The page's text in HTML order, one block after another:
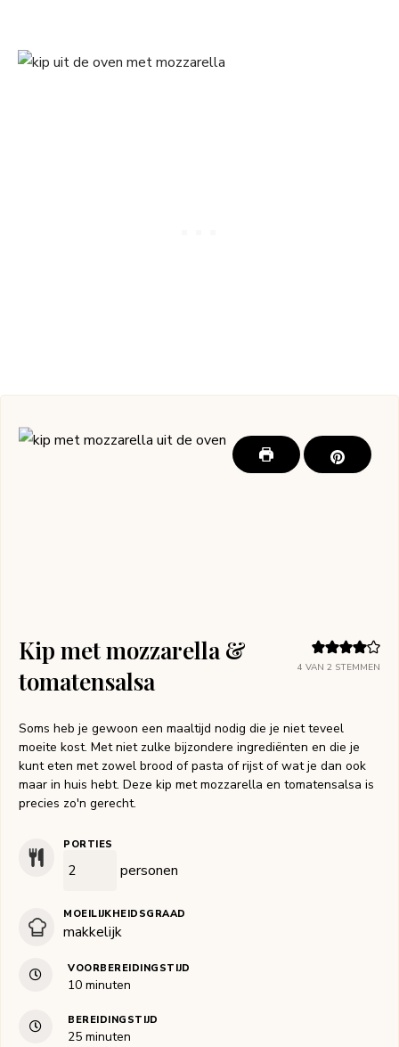
4 VAN 2 STEMMEN
Kip met mozzarella &
tomatensalsa
Soms heb je gewoon een maaltijd nodig die je niet teveel
moeite kost. Met niet zulke bijzondere ingrediënten en die je
kunt eten met zowel brood of pasta of rijst of wat je dan ook
maar in huis hebt. Deze kip met mozzarella en tomatensalsa is
precies zo'n gerecht.
PORTIES
personen
MOEILIJKHEIDSGRAAD
makkelijk
VOORBEREIDINGSTIJD
10minuten
minuten
BEREIDINGSTIJD
25minuten
minuten